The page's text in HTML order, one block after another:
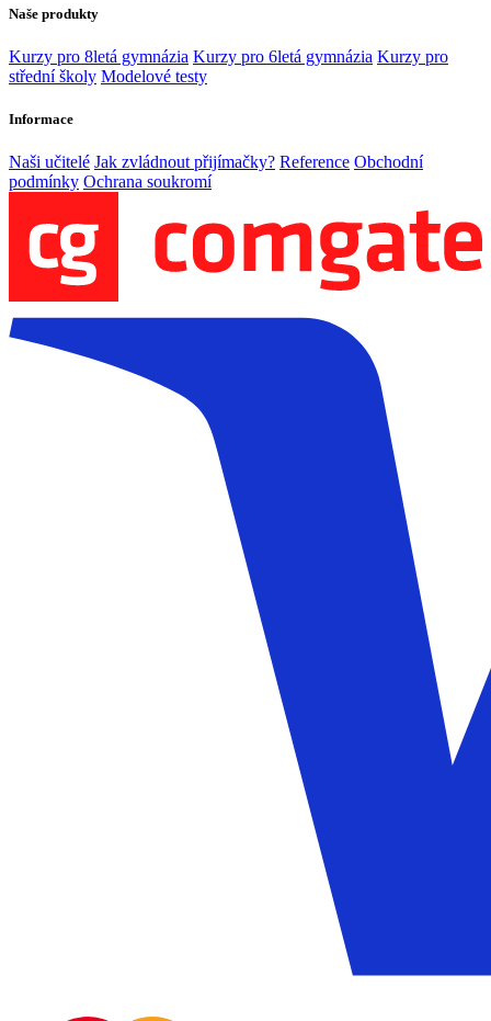
Naše produkty
Kurzy pro 8letá gymnázia Kurzy pro 6letá gymnázia Kurzy pro
střední školy Modelové testy
Informace
Naši učitelé Jak zvládnout přijímačky? Reference Obchodní
podmínky Ochrana soukromí